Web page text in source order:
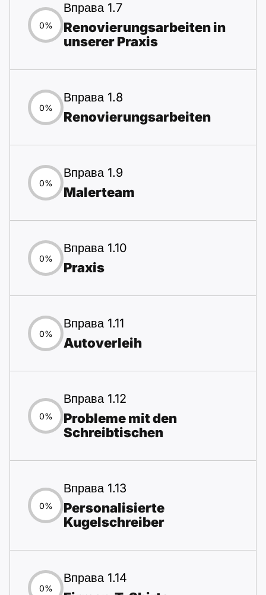
0%
Вправа 1.7
Renovierungsarbeiten in
unserer Praxis
0%
Вправа 1.8
Renovierungsarbeiten
0%
Вправа 1.9
Malerteam
0%
Вправа 1.10
Praxis
0%
Вправа 1.11
Autoverleih
0%
Вправа 1.12
Probleme mit den
Schreibtischen
0%
Вправа 1.13
Personalisierte
Kugelschreiber
0%
Вправа 1.14